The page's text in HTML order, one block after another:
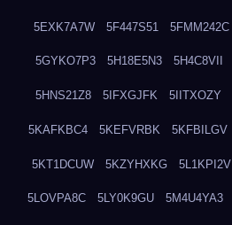
5EXK7A7W 5F447S51 5FMM242C
5GYKO7P3 5H18E5N3 5H4C8VII
5HNS21Z8 5IFXGJFK 5IITXOZY
5KAFKBC4 5KEFVRBK 5KFBILGV
5KT1DCUW 5KZYHXKG 5L1KPI2V
5LOVPA8C 5LY0K9GU 5M4U4YA3